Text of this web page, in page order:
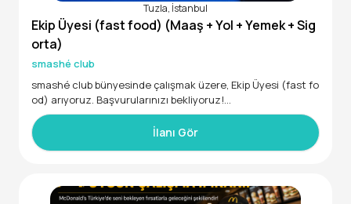
Tuzla, İstanbul
Ekip Üyesi (fast food) (Maaş + Yol + Yemek + Sig
orta)
smashé club
smashé club bünyesinde çalışmak üzere, Ekip Üyesi (fast fo
od) arıyoruz. Başvurularınızı bekliyoruz!
• 17 - 35 yaş aralığında
• 29000 - 35000 maaş aralığında
İlanı Gör